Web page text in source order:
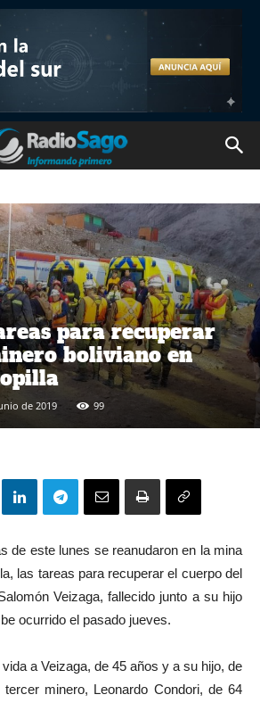
para recuperar
boliviano en
de 2019 99
de este lunes se reanudaron en la mina
las tareas para recuperar el cuerpo del
Veizaga, fallecido junto a su hijo
ocurrido el pasado jueves.
a Veizaga, de 45 años y a su hijo, de
minero, Leonardo Condori, de 64